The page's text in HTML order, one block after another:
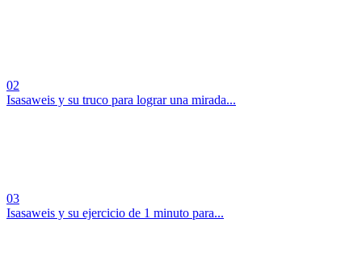
02
Isasaweis y su truco para lograr una mirada...
03
Isasaweis y su ejercicio de 1 minuto para...